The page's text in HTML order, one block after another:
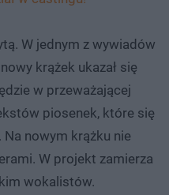
W jednym z wywiadów
krążek ukazał się
w przeważającej
piosenek, które się
. Na nowym krążku nie
W projekt zamierza
wokalistów.